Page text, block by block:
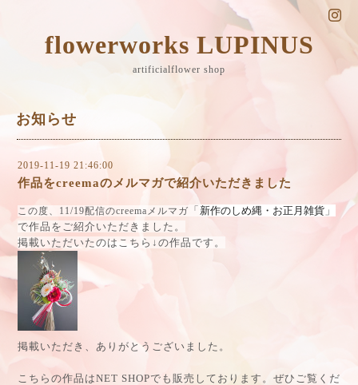
flowerworks LUPINUS
artificialflower shop
お知らせ
2019-11-19 21:46:00
作品をcreemaのメルマガで紹介いただきました
この度、11/19配信のcreemaメルマガ 「 新作のしめ縄・お正月雑貨 」
で作品をご紹介いただきました。
掲載いただいたのはこちら↓の作品です。
掲載いただき、ありがとうございました。
こちらの作品はNET SHOPでも販売しております。ぜひご覧くだ